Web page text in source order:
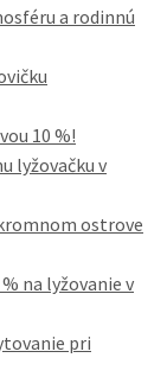
a rodinnú
10 %!
lyžovačku v
ostrove
na lyžovanie v
pri